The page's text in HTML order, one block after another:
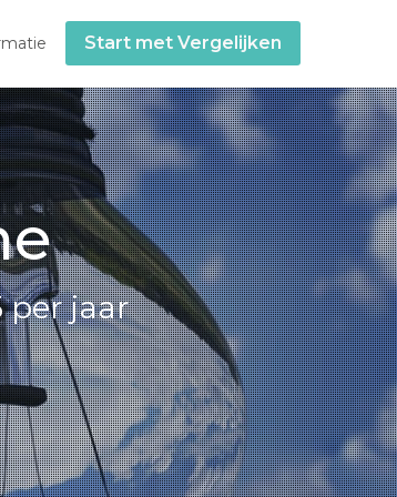
Start met Vergelijken
per jaar